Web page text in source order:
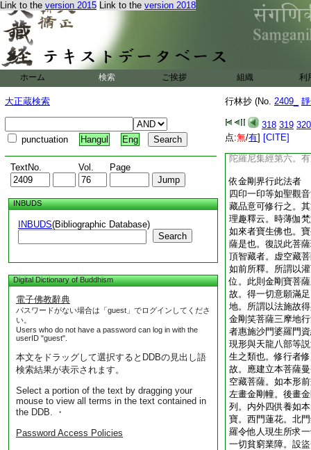
Link to the version 2015 Link to the version 2018
ホーム 検索 ご挨拶 組織 利
大正蔵検索
punctuation Hangul Eng
TextNo. Vol. Page
INBUDS
INBUDS(Bibliographic Database)
Search
Digital Dictionary of Buddhism
電子佛教辭典
パスワードがない場合は「guest」でログインしてくださ
い。
Users who do not have a password can log in with the
userID "guest".
本文をドラッグして選択するとDDBの見出し語
検索結果が表示されます。
Select a portion of the text by dragging your
mouse to view all terms in the text contained in
the DDB. ・
Password Access Policies
行林抄 (No. 2409_
318 319 320
点:無/有] [CITE]
又云。若文殊爲中
爲第三重。他教此也
又云。凡此於大悲
悲中第二院者。假
三院置八部。即不
右依胎藏者可用上
形色。但此中有總
陀羅尼集經第六。
依金剛界行此法者
四印一印等如聖觀
藏品意可修行之。
理趣釋云。時薄伽
如來者寶生佛也。
薩是也。復説此菩
頂智藏者。虚空藏
如前所釋。所謂以
位。此則金剛寶菩
故。得一切意願滿
地。所謂以法施故
金剛笑菩薩三摩地
者惠施沙門婆羅門
現形與天龍八部等
生之類也。修行者
故。應建立本菩薩
空藏菩薩。如本形
左畫金剛幢。後畫
列。内外四供養如
寶。西門蓮花。北
羅令他人現生所求
一切貧窮業障。設